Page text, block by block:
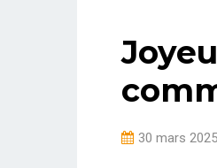
30 mars 2025